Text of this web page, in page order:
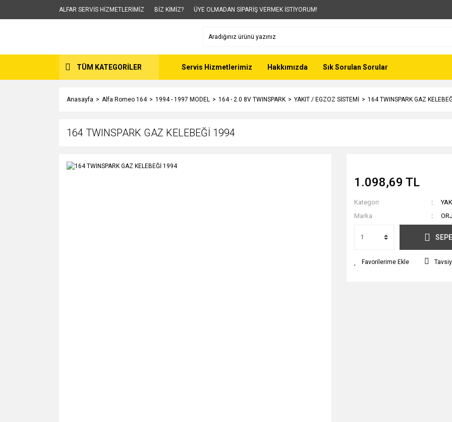
ALFAR SERVİS HİZMETLERİMİZ BİZ KİMİZ? ÜYE OLMADAN SİPARİŞ VERMEK İSTİYORUM!
TÜM KATEGORİLER Servis Hizmetlerimiz Hakkımızda Sık Sorulan Sorular
Anasayfa Alfa Romeo 164 1994 - 1997 MODEL 164 - 2.0 8V TWINSPARK YAKIT / EGZOZ SİSTEMİ 164 TWINSPARK GAZ
164 TWINSPARK GAZ KELEBEĞİ 1994
1.098,69 TL
Kategori
Marka